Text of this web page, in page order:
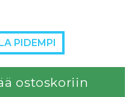
PIDEMPI
ostoskoriin